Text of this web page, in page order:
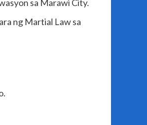
sa Marawi City.
ng Martial Law sa